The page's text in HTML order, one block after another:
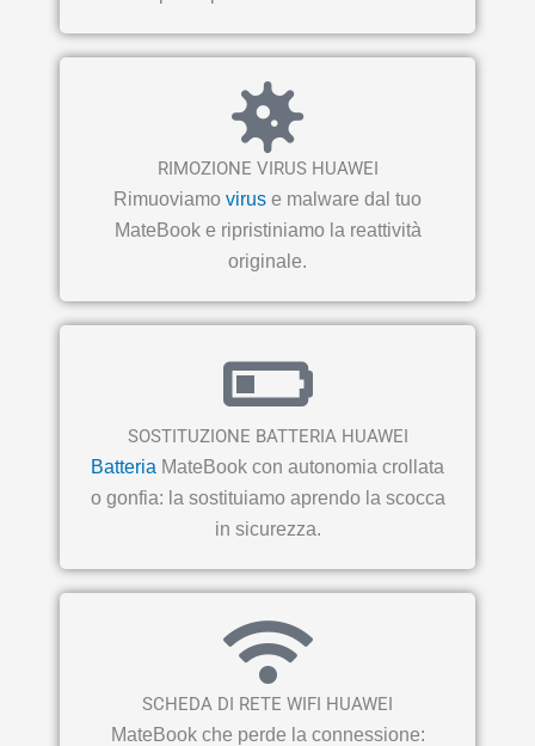
RIMOZIONE VIRUS HUAWEI
Rimuoviamo virus e malware dal tuo
MateBook e ripristiniamo la reattività
originale.
SOSTITUZIONE BATTERIA HUAWEI
Batteria MateBook con autonomia crollata
o gonfia: la sostituiamo aprendo la scocca
in sicurezza.
SCHEDA DI RETE WIFI HUAWEI
MateBook che perde la connessione: